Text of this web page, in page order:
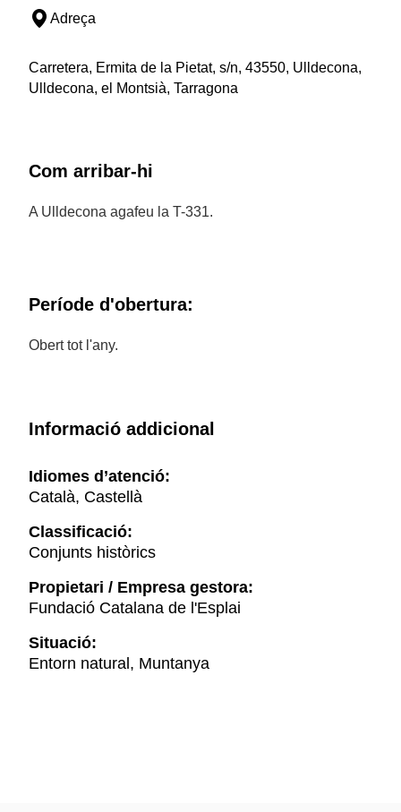
Adreça
Carretera, Ermita de la Pietat, s/n, 43550, Ulldecona,
Ulldecona, el Montsià, Tarragona
Com arribar-hi
A Ulldecona agafeu la T-331.
Període d'obertura:
Obert tot l'any.
Informació addicional
Idiomes d’atenció:
Català, Castellà
Classificació:
Conjunts històrics
Propietari / Empresa gestora:
Fundació Catalana de l'Esplai
Situació:
Entorn natural, Muntanya